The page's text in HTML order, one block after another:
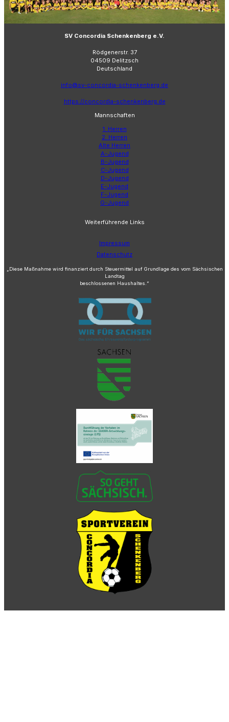
SV Concordia Schenkenberg e.V.
Rödgenerstr. 37
04509 Delitzsch
Deutschland
info@sv-concordia-schenkenberg.de
https://concordia-schenkenberg.de
Mannschaften
1. Herren
2. Herren
Alte Herren
A-Jugend
B-Jugend
C-Jugend
D-Jugend
E-Jugend
F-Jugend
G-Jugend
Weiterführende Links
Impressum
Datenschutz
„Diese Maßnahme wird finanziert durch Steuermittel auf Grundlage des vom Sächsischen
Landtag
beschlossenen Haushaltes.“